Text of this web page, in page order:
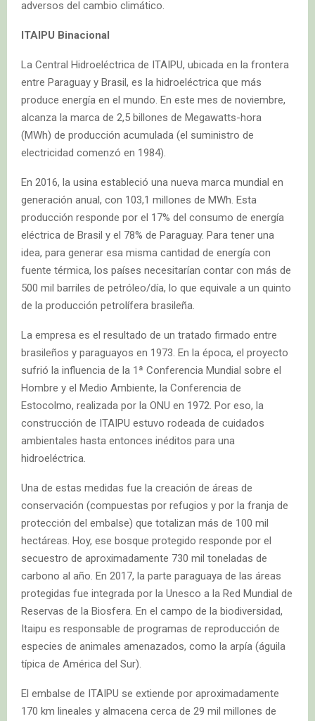
adversos del cambio climático.
ITAIPU Binacional
La Central Hidroeléctrica de ITAIPU, ubicada en la frontera
entre Paraguay y Brasil, es la hidroeléctrica que más
produce energía en el mundo. En este mes de noviembre,
alcanza la marca de 2,5 billones de Megawatts-hora
(MWh) de producción acumulada (el suministro de
electricidad comenzó en 1984).
En 2016, la usina estableció una nueva marca mundial en
generación anual, con 103,1 millones de MWh. Esta
producción responde por el 17% del consumo de energía
eléctrica de Brasil y el 78% de Paraguay. Para tener una
idea, para generar esa misma cantidad de energía con
fuente térmica, los países necesitarían contar con más de
500 mil barriles de petróleo/día, lo que equivale a un quinto
de la producción petrolífera brasileña.
La empresa es el resultado de un tratado firmado entre
brasileños y paraguayos en 1973. En la época, el proyecto
sufrió la influencia de la 1ª Conferencia Mundial sobre el
Hombre y el Medio Ambiente, la Conferencia de
Estocolmo, realizada por la ONU en 1972. Por eso, la
construcción de ITAIPU estuvo rodeada de cuidados
ambientales hasta entonces inéditos para una
hidroeléctrica.
Una de estas medidas fue la creación de áreas de
conservación (compuestas por refugios y por la franja de
protección del embalse) que totalizan más de 100 mil
hectáreas. Hoy, ese bosque protegido responde por el
secuestro de aproximadamente 730 mil toneladas de
carbono al año. En 2017, la parte paraguaya de las áreas
protegidas fue integrada por la Unesco a la Red Mundial de
Reservas de la Biosfera. En el campo de la biodiversidad,
Itaipu es responsable de programas de reproducción de
especies de animales amenazados, como la arpía (águila
típica de América del Sur).
El embalse de ITAIPU se extiende por aproximadamente
170 km lineales y almacena cerca de 29 mil millones de